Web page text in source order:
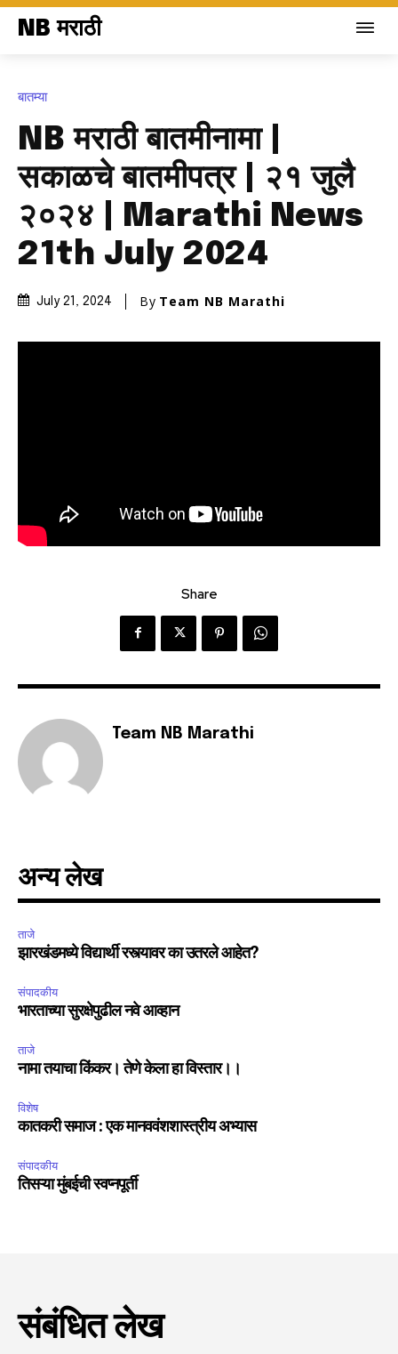
Join our community of
SUBSCRIBERS and be part of the
or click the subscribe button below. Don't worry, we respect
your privacy and won't spam your inbox. Your information is
SUBSCRIBE
I've read and accept the Privacy Policy
6,300 32,111
NB मराठी
बातम्या
NB मराठी बातमीनामा |
सकाळचे बातमीपत्र | २१ जुलै
२०२४ | Marathi News
21th July 2024
July 21, 2024 By Team NB Marathi
Share
Team NB Marathi
अन्य लेख
ताजे
झारखंडमध्ये विद्यार्थी रस्त्यावर का उतरले आहेत?
संपादकीय
भारताच्या सुरक्षेपुढील नवे आव्हान
ताजे
नामा तयाचा किंकर। तेणे केला हा विस्तार।।
विशेष
कातकरी समाज : एक मानववंशशास्त्रीय अभ्यास
संपादकीय
तिसऱ्या मुंबईची स्वप्नपूर्ती
संबंधित लेख